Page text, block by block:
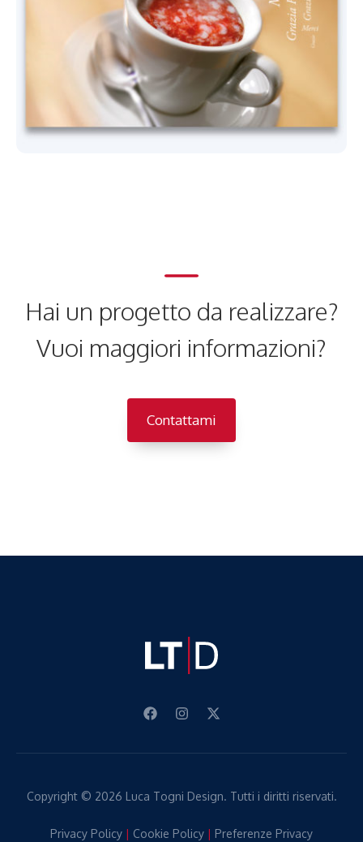
Hai un progetto da realizzare?
Vuoi maggiori informazioni?
Contattami
Copyright © 2026 Luca Togni Design. Tutti i diritti riservati.
Privacy Policy | Cookie Policy | Preferenze Privacy